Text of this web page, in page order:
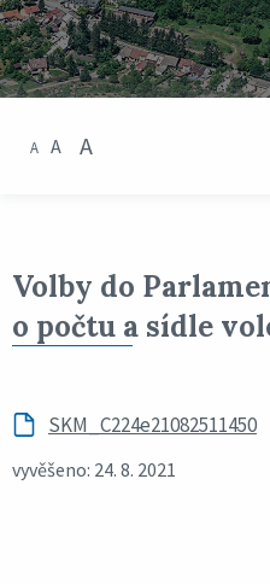
A A A
Volby do
o počtu a sídle
SKM_C224e21082511450
vyvěšeno: 24. 8. 2021